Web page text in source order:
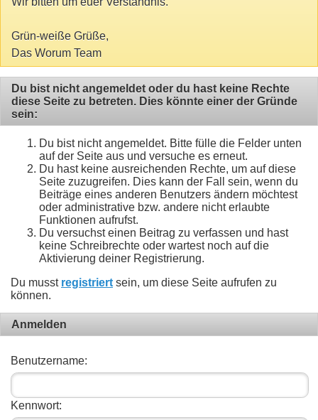
Grün-weiße Grüße,
Das Worum Team
Du bist nicht angemeldet oder du hast keine Rechte
diese Seite zu betreten. Dies könnte einer der Gründe
sein:
Du bist nicht angemeldet. Bitte fülle die Felder unten
auf der Seite aus und versuche es erneut.
Du hast keine ausreichenden Rechte, um auf diese
Seite zuzugreifen. Dies kann der Fall sein, wenn du
Beiträge eines anderen Benutzers ändern möchtest
oder administrative bzw. andere nicht erlaubte
Funktionen aufrufst.
Du versuchst einen Beitrag zu verfassen und hast
keine Schreibrechte oder wartest noch auf die
Aktivierung deiner Registrierung.
Du musst registriert sein, um diese Seite aufrufen zu
können.
Anmelden
Benutzername:
Kennwort: